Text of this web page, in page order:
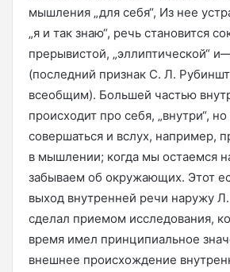
мышления „для себя“, Из нее
„я и так знаю“, речь становится
прерывистой, „эллиптической“
(последний признак С. Л.
всеобщим). Большей частью
происходит про себя, „внутри“,
совершаться и вслух, например,
в мышлении; когда мы остаемся
забываем об окружающих. Этот
выход внутренней речи наружу
сделал приемом исследования,
время имел принципиальное
внешнее происхождение